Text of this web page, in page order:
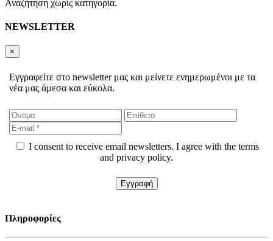
Αναζήτηση χωρίς κατηγορία.
NEWSLETTER
×
Εγγραφείτε στο newsletter μας και μείνετε ενημερωμένοι με τα
νέα μας άμεσα και εύκολα.
I consent to receive email newsletters. I agree with the terms
and privacy policy.
Πληροφορίες